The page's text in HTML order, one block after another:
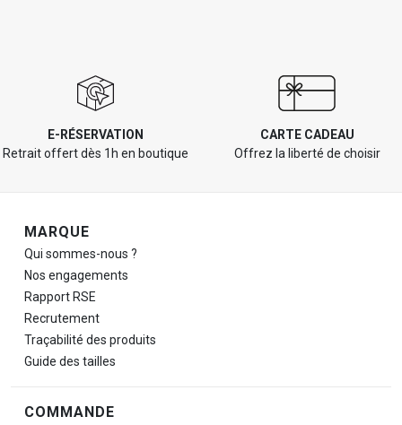
E-RÉSERVATION
Retrait offert dès 1h en boutique
CARTE CADEAU
Offrez la liberté de choisir
Navigation de pied de page
MARQUE
Qui sommes-nous ?
Nos engagements
Rapport RSE
Recrutement
Traçabilité des produits
Guide des tailles
COMMANDE